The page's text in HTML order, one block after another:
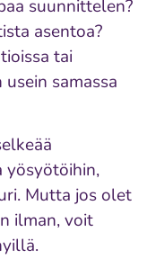
suunnittelen?
asentoa?
tai
samassa
yösyötöihin,
Mutta jos olet
ilman, voit